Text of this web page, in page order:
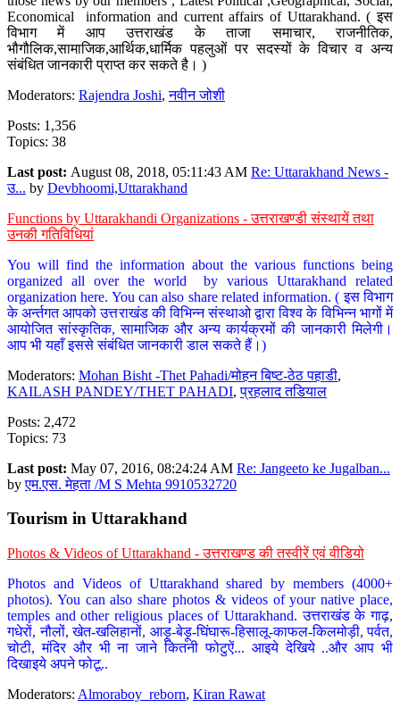
Economical information and current affairs of Uttarakhand. ( इस
विभाग में आप उत्तराखंड के ताजा समाचार, राजनीतिक,
भौगौलिक,सामाजिक,आर्थिक,धार्मिक पहलुओं पर सदस्यों के विचार व अन्य
संबंधित जानकारी प्राप्त कर सकते है। )
Moderators: Rajendra Joshi,नवीन जोशी
Posts: 1,356
Topics: 38
Last post: August 08, 2018, 05:11:43 AM Re: Uttarakhand News -
उ... by Devbhoomi,Uttarakhand
Functions by Uttarakhandi Organizations - उत्तराखण्डी संस्थायें तथा
उनकी गतिविधियां
You will find the information about the various functions being
organized all over the world by various Uttarakhand related
organization here. You can also share related information. ( इस विभाग
के अर्न्तगत आपको उत्तराखंड की विभिन्न संस्थाओ द्वारा विश्व के विभिन्न भागों में
आयोजित सांस्कृतिक, सामाजिक और अन्य कार्यक्रमों की जानकारी मिलेगी।
आप भी यहाँ इससे संबंधित जानकारी डाल सकते हैं।)
Moderators: Mohan Bisht -Thet Pahadi/मोहन बिष्ट-ठेठ पहाडी,
KAILASH PANDEY/THET PAHADI,प्रहलाद तडियाल
Posts: 2,472
Topics: 73
Last post: May 07, 2016, 08:24:24 AM Re: Jangeeto ke Jugalban...
byएम.एस. मेहता /M S Mehta 9910532720
Tourism in Uttarakhand
Photos & Videos of Uttarakhand - उत्तराखण्ड की तस्वीरें एवं वीडियो
Photos and Videos of Uttarakhand shared by members (4000+
photos). You can also share photos & videos of your native place,
temples and other religious places of Uttarakhand. उत्तराखंड के गाढ़,
गधेरों, नौलों, खेत-खलिहानों, आड़ू-बेड़ू-घिंघारू-हिसालू-काफल-किलमोड़ी, पर्वत,
चोटी, मंदिर और भी ना जाने कितनी फोटुऐं... आइये देखिये ..और आप भी
दिखाइये अपने फोटू..
Moderators: Almoraboy_reborn, Kiran Rawat